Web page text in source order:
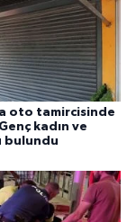
oto tamircisinde
kadın ve
bulundu